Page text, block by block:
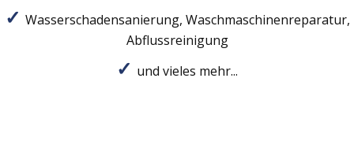
Wasserschadensanierung, Waschmaschinenreparatur,
Abflussreinigung
und vieles mehr...